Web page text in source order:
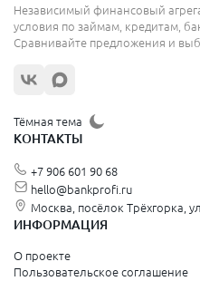
Сергиев Посад
Орехово-Зуево
Щёлково
Видное
Зеленоград
Независимый финансовый
условия по займам, кредитам,
Сравнивайте предложения и
Тёмная тема
КОНТАКТЫ
+7 906 601 90 68
hello@bankprofi.ru
Москва, посёлок Трёхгорка,
ИНФОРМАЦИЯ
О проекте
Пользовательское соглашение